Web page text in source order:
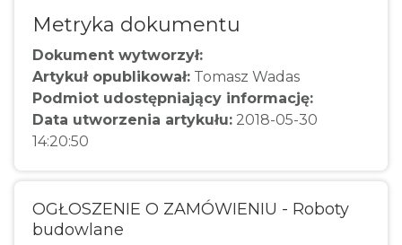
Metryka dokumentu
Dokument wytworzył:
Artykuł opublikował: Tomasz Wadas
Podmiot udostępniający informację:
Data utworzenia artykułu: 2018-05-30
14:20:50
OGŁOSZENIE O ZAMÓWIENIU - Roboty
budowlane